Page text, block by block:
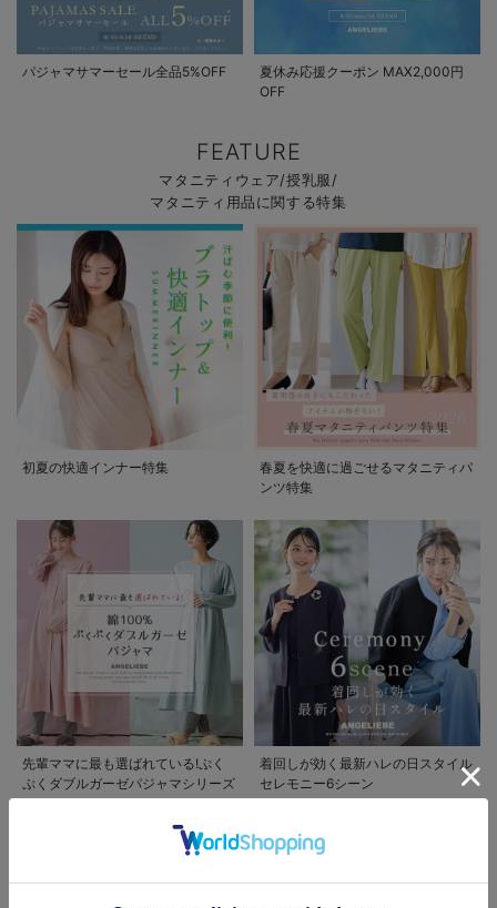
パジャマサマーセール全品5%OFF
夏休み応援クーポン MAX2,000円
OFF
FEATURE
マタニティウェア/授乳服/
マタニティ用品に関する特集
初夏の快適インナー特集
春夏を快適に過ごせるマタニティパ
ンツ特集
先輩ママに最も選ばれている!ぷく
ぷくダブルガーゼパジャマシリーズ
着回しが効く最新ハレの日スタイル
セレモニー6シーン
お気に入り商品を確認する